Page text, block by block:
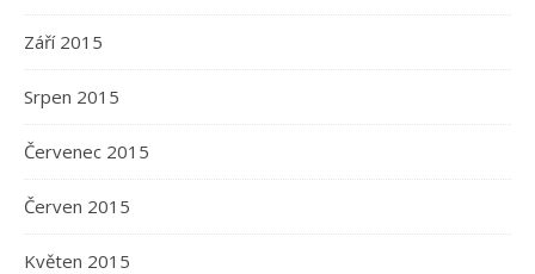
Září 2015
Srpen 2015
Červenec 2015
Červen 2015
Květen 2015